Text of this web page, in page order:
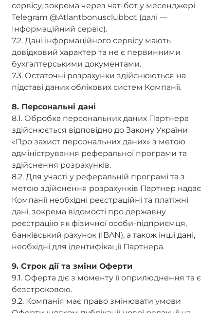
сервісу, зокрема через чат-бот у месенджері
Telegram @Atlantbonusclubbot (далі —
Інформаційний сервіс).
7.2. Дані інформаційного сервісу мають
довідковий характер та не є первинними
бухгалтерськими документами.
7.3. Остаточні розрахунки здійснюються на
підставі даних облікових систем Компанії.
8. Персональні дані
8.1. Обробка персональних даних Партнера
здійснюється відповідно до Закону України
«Про захист персональних даних» з метою
адміністрування реферальної програми та
здійснення розрахунків.
8.2. Для участі у реферальній програмі та з
метою здійснення розрахунків Партнер надає
Компанії необхідні реєстраційні та платіжні
дані, зокрема відомості про державну
реєстрацію як фізичної особи-підприємця,
банківський рахунок (IBAN), а також інші дані,
необхідні для ідентифікації Партнера.
9. Строк дії та зміни Оферти
9.1. Оферта діє з моменту її оприлюднення та є
безстроковою.
9.2. Компанія має право змінювати умови